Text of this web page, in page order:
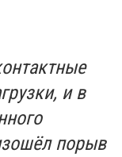
и в
порыв